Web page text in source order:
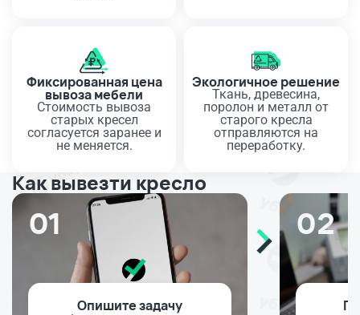
Фиксированная цена
вывоза мебели
Стоимость вывоза
старых кресел
согласуется заранее и
не меняется.
Экологичное решение
Ткань, древесина,
поролон и металл от
старого кресла
отправляются на
переработку.
Как вывезти кресло
01
Опишите задачу
02